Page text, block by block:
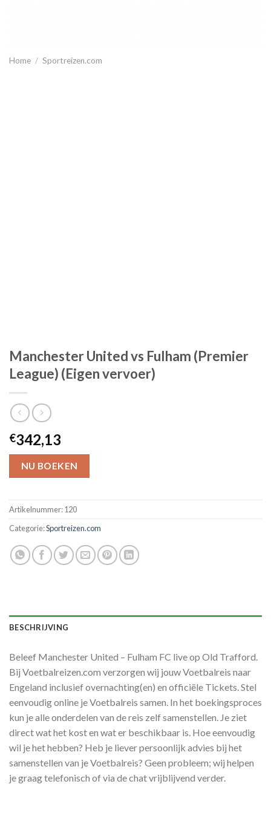
Home / Sportreizen.com
Manchester United vs Fulham (Premier
League) (Eigen vervoer)
€342,13
NU BOEKEN
Artikelnummer:120
Categorie:Sportreizen.com
BESCHRIJVING
Beleef Manchester United – Fulham FC live op Old Trafford.
Bij Voetbalreizen.com verzorgen wij jouw Voetbalreis naar
Engeland inclusief overnachting(en) en officiële Tickets. Stel
eenvoudig online je Voetbalreis samen. In het boekingsproces
kun je alle onderdelen van de reis zelf samenstellen. Je ziet
direct wat het kost en wat er beschikbaar is. Hoe eenvoudig
wil je het hebben? Heb je liever persoonlijk advies bij het
samenstellen van je Voetbalreis? Geen probleem; wij helpen
je graag telefonisch of via de chat vrijblijvend verder.